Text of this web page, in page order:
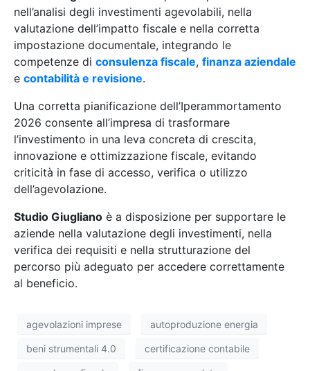
nell’analisi degli investimenti agevolabili, nella
valutazione dell’impatto fiscale e nella corretta
impostazione documentale, integrando le
competenze di consulenza fiscale, finanza aziendale
e contabilità e revisione.
Una corretta pianificazione dell’Iperammortamento
2026 consente all’impresa di trasformare
l’investimento in una leva concreta di crescita,
innovazione e ottimizzazione fiscale, evitando
criticità in fase di accesso, verifica o utilizzo
dell’agevolazione.
Studio Giugliano è a disposizione per supportare le
aziende nella valutazione degli investimenti, nella
verifica dei requisiti e nella strutturazione del
percorso più adeguato per accedere correttamente
al beneficio.
agevolazioni imprese autoproduzione energia
beni strumentali 4.0 certificazione contabile